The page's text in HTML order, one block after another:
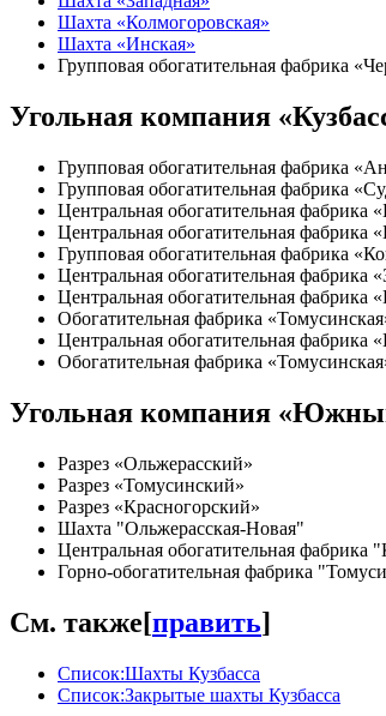
Шахта «Колмогоровская»
Шахта «Инская»
Групповая обогатительная фабрика
Угольная компания
Групповая обогатительная фабрика
Групповая обогатительная фабрика
Центральная обогатительная фабрика
Центральная обогатительная фабрика
Групповая обогатительная фабрика
Центральная обогатительная фабрика
Центральная обогатительная фабрика
Обогатительная фабрика
Центральная обогатительная фабрика
Обогатительная фабрика
Угольная компания
Разрез «Ольжерасский»
Разрез «Томусинский»
Разрез «Красногорский»
Шахта "Ольжерасская-Новая"
Центральная обогатительная фабрика
Горно-обогатительная фабрика
См. также[править]
Список:Шахты Кузбасса
Список:Закрытые шахты Кузбасса